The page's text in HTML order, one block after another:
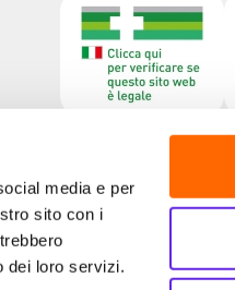
media e per
sito con i
dei loro servizi.